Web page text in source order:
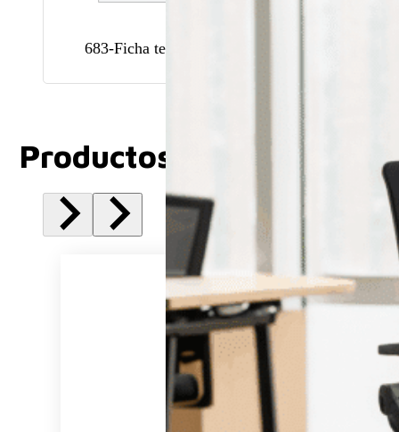
683-Ficha tecnica
Productos Relacionados